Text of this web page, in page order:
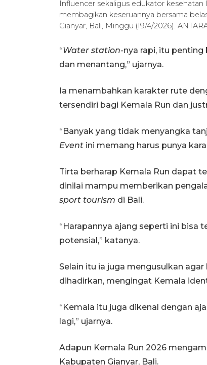
Influencer sekaligus edukator
membagikan keseruannya bersama
Gianyar, Bali, Minggu (19/4/2026).
“Water station-nya rapi, itu penting
dan menantang,” ujarnya.
Ia menambahkan karakter rute
tersendiri bagi Kemala Run dan
“Banyak yang tidak menyangka
Event ini memang harus punya
Tirta berharap Kemala Run dapat
dinilai mampu memberikan
sport tourism di Bali.
“Harapannya ajang seperti ini bisa
potensial,” katanya.
Selain itu ia juga mengusulkan
dihadirkan, mengingat Kemala
“Kemala itu juga dikenal dengan
lagi,” ujarnya.
Adapun Kemala Run 2026
Kabupaten Gianyar, Bali.